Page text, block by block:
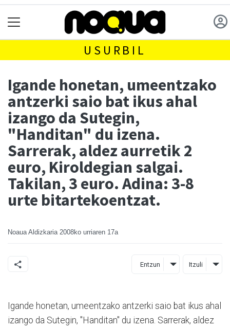
USURBIL
Igande honetan, umeentzako
antzerki saio bat ikus ahal
izango da Sutegin,
"Handitan" du izena.
Sarrerak, aldez aurretik 2
euro, Kiroldegian salgai.
Takilan, 3 euro. Adina: 3-8
urte bitartekoentzat.
Noaua Aldizkaria 2008ko urriaren 17a
Entzun Itzuli
Igande honetan, umeentzako antzerki saio bat ikus ahal
izango da Sutegin, "Handitan" du izena. Sarrerak, aldez